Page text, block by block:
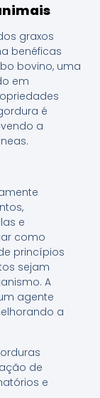
graxos
benéficas
bovino, uma
em
é
a
e
como
princípios
sejam
A
agente
a
de
e